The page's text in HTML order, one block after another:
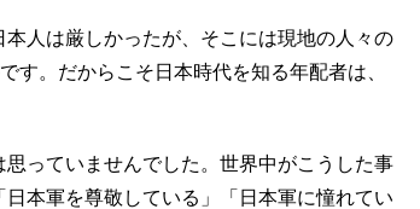
人は厳しかったが、そこには現地の人々の
す。だからこそ日本時代を知る年配者は、
っていませんでした。世界中がこうした事
本軍を尊敬している」「日本軍に憧れてい